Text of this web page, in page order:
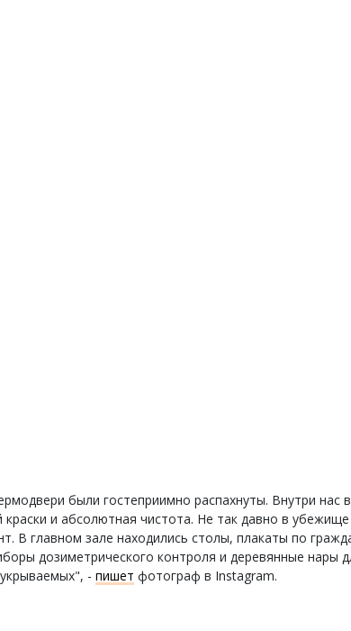
были гостеприимно распахнуты. Внутри нас
краски и абсолютная чистота. Не так давно в
В главном зале находились столы, плакаты по
дозиметрического контроля и деревянные нары
- пишет фотограф в Instagram.